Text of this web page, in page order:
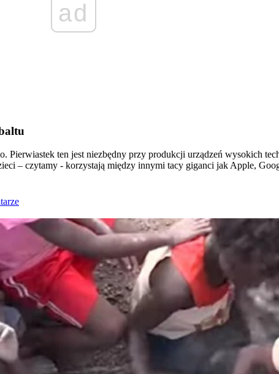
ad
Pierwiastek ten jest niezbędny przy produkcji urządzeń wysokich
– czytamy - korzystają między innymi tacy giganci jak Apple,